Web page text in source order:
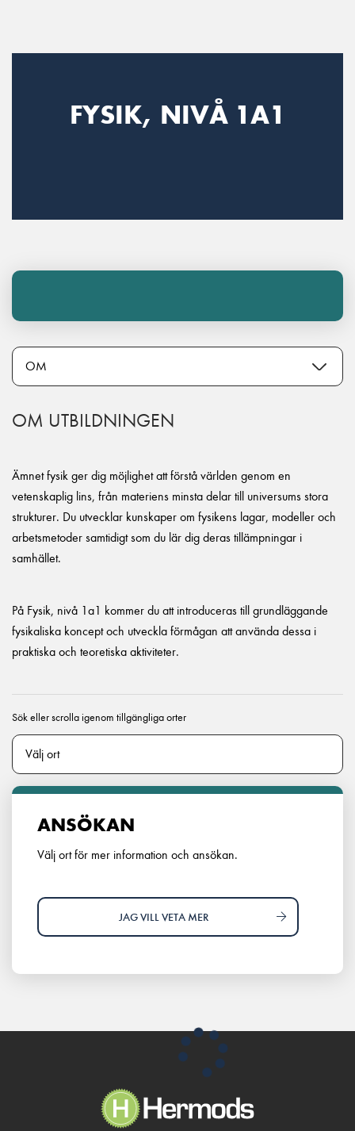
FYSIK, NIVÅ 1A1
OM UTBILDNINGEN
Ämnet fysik ger dig möjlighet att förstå världen genom en
vetenskaplig lins, från materiens minsta delar till universums stora
strukturer. Du utvecklar kunskaper om fysikens lagar, modeller och
arbetsmetoder samtidigt som du lär dig deras tillämpningar i
samhället.
På Fysik, nivå 1a1 kommer du att introduceras till grundläggande
fysikaliska koncept och utveckla förmågan att använda dessa i
praktiska och teoretiska aktiviteter.
Sök eller scrolla igenom tillgängliga orter
ANSÖKAN
Välj ort för mer information och ansökan.
JAG VILL VETA MER